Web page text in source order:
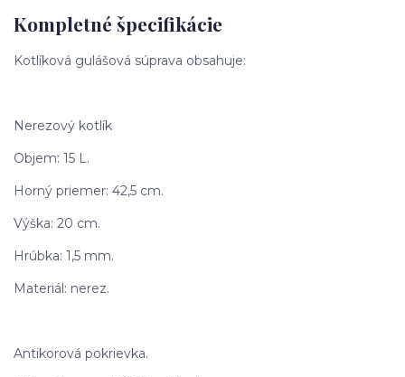
Kompletné špecifikácie
Kotlíková gulášová súprava obsahuje:
Nerezový kotlík
Objem: 15 L.
Horný priemer: 42,5 cm.
Výška: 20 cm.
Hrúbka: 1,5 mm.
Materiál: nerez.
Antikorová pokrievka.